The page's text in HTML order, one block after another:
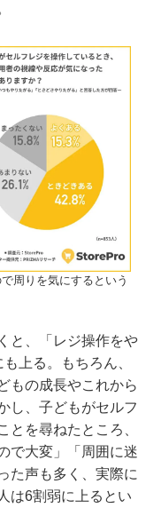
周りを気にするという
と、「レジ操作をや
上る。もちろん、
もの成長やこれから
し、子どもがセルフ
とを尋ねたところ、
で大変」「周囲に迷
た声も多く、実際に
は6割弱に上るとい